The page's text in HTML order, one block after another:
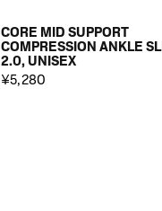
CORE MID SUPPORT
COMPRESSION ANKLE
2.0, UNISEX
¥5,280